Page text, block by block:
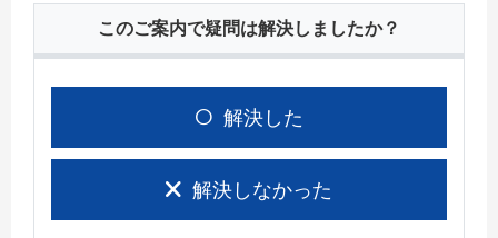
このご案内で疑問は解決しましたか？
解決した
解決しなかった